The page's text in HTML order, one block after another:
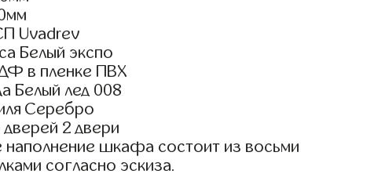
Uvadrev
Белый экспо
в пленке ПВХ
Белый лед 008
Серебро
2 двери
наполнение шкафа состоит из восьми
согласно эскиза.